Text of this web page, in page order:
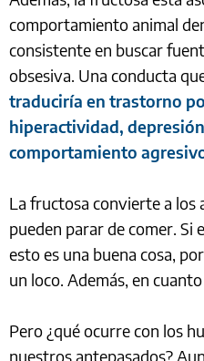
comportamiento animal
consistente en buscar
obsesiva. Una conducta
traduciría en trastorno
hiperactividad,
comportamiento
La fructosa convierte a los
pueden parar de comer. Si
esto es una buena cosa,
un loco. Además, en
Pero ¿qué ocurre con los
nuestros antepasados?